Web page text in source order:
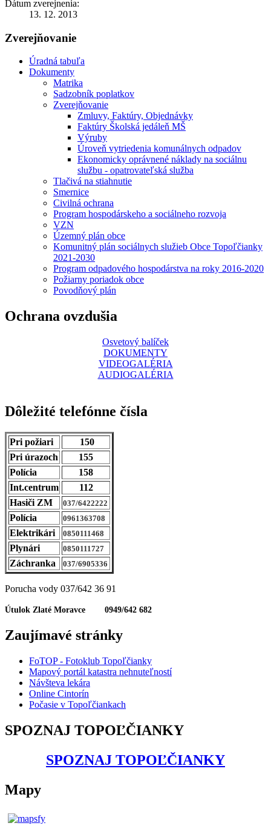
Dátum zverejnenia:
13. 12. 2013
Zverejňovanie
Úradná tabuľa
Dokumenty
Matrika
Sadzobník poplatkov
Zverejňovanie
Zmluvy, Faktúry, Objednávky
Faktúry Školská jedáleň MŠ
Výruby
Úroveň vytriedenia komunálnych odpadov
Ekonomicky oprávnené náklady na sociálnu
službu - opatrovateľská služba
Tlačivá na stiahnutie
Smernice
Civilná ochrana
Program hospodárskeho a sociálneho rozvoja
VZN
Územný plán obce
Komunitný plán sociálnych služieb Obce Topoľčianky
2021-2030
Program odpadového hospodárstva na roky 2016-2020
Požiarny poriadok obce
Povodňový plán
Ochrana ovzdušia
Osvetový balíček
DOKUMENTY
VIDEOGALÉRIA
AUDIOGALÉRIA
Dôležité telefónne čísla
Pri požiari
150
Pri úrazoch
155
Polícia
158
Int.centrum
112
Hasiči ZM
037/6422222
Polícia 0961363708
Elektrikári 0850111468
Plynári 0850111727
Záchranka 037/6905336
Porucha vody 037/642 36 91
Útulok Zlaté Moravce 0949/642 682
Zaujímavé stránky
FoTOP - Fotoklub Topoľčianky
Mapový portál katastra nehnuteľností
Návšteva lekára
Online Cintorín
Počasie v Topoľčiankach
SPOZNAJ TOPOĽČIANKY
SPOZNAJ TOPOĽČIANKY
Mapy